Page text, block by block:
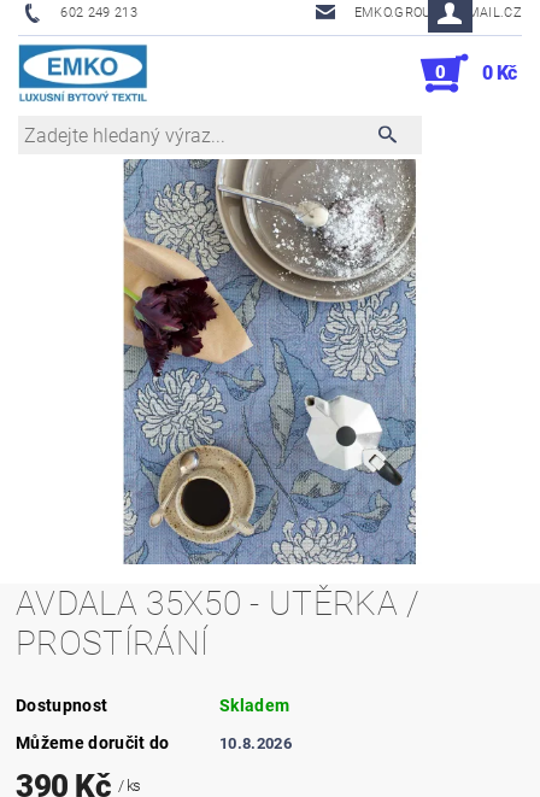
602 249 213 EMKO.GROUSL@EMAIL.CZ
0 0 Kč
AVDALA 35X50 - UTĚRKA /
PROSTÍRÁNÍ
Dostupnost
Skladem
Můžeme doručit do
10.8.2026
390 Kč / ks